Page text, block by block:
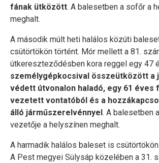
fának ütközött. A balesetben a sofőr a
meghalt.
A második múlt heti halálos közúti
csütörtökön történt. Mór mellett a 81.
útkereszteződésben kora reggel egy 47
személygépkocsival összeütközött a
védett útvonalon haladó, egy 61 éves
vezetett vontatóból és a
álló járműszerelvénnyel. A balesetben
vezetője a helyszínen meghalt.
A harmadik halálos baleset is
A Pest megyei Sülysáp közelében a 31.